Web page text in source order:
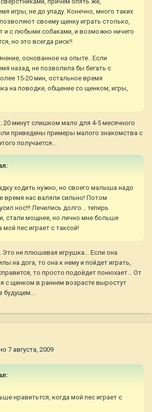
игры, не до упаду. Конечно, много таких
своему щенку играть столько,
и с любыми собаками, и возможно ничего
но это всегда риск!!
основанное на опыте.. Если
назад, не позволила бы бегать с
15-20 мин, остальное время
на поводке, общение со щенком, игры,
20 минут слишком мало для 4-5 месячного
приведены примеры малого знакомства с
получается...
ходить нужно, но своего малыша надо
время нас валяли сильно! Потом
нос!!! Лечились долго... теперь
стали мощнее, но лично мне больше
мой пес играет с таксой!
Это не плюшевая игрушка... Если она
на дога, то она к нему и пойдет играть,
то просто подойдет понюхает... От
с щенком в раннем возрасте выростут
будущем...
7 августа, 2009
нравитьтся, когда мой пес играет с